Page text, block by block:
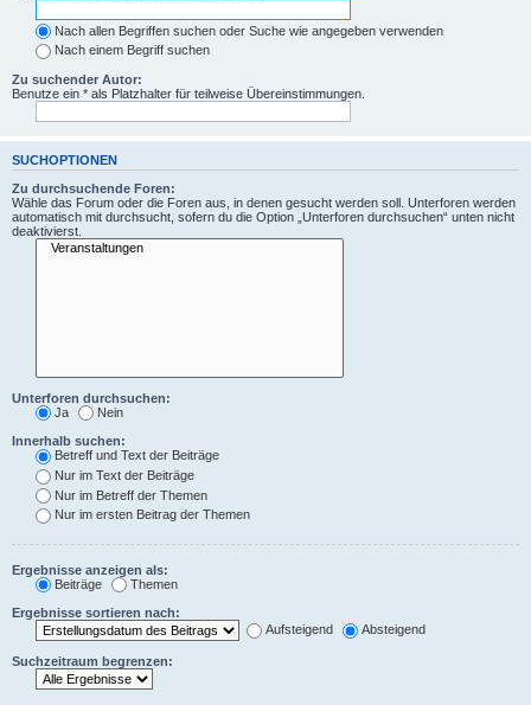
Nach allen Begriffen suchen oder Suche wie angegeben verwenden
Nach einem Begriff suchen
Zu suchender Autor:
Benutze ein * als Platzhalter für teilweise Übereinstimmungen.
SUCHOPTIONEN
Zu durchsuchende Foren:
Wähle das Forum oder die Foren aus, in denen gesucht werden soll. Unterforen werden
automatisch mit durchsucht, sofern du die Option „Unterforen durchsuchen“ unten nicht
deaktivierst.
Unterforen durchsuchen:
Ja
Nein
Innerhalb suchen:
Betreff und Text der Beiträge
Nur im Text der Beiträge
Nur im Betreff der Themen
Nur im ersten Beitrag der Themen
Ergebnisse anzeigen als:
Beiträge
Themen
Ergebnisse sortieren nach:
Aufsteigend
Absteigend
Suchzeitraum begrenzen: